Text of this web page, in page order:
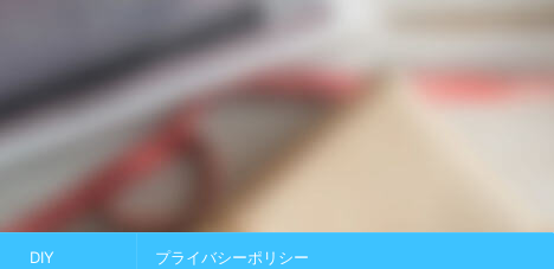
DIY プライバシーポリシー